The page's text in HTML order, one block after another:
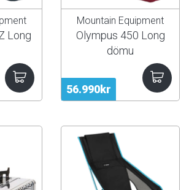
Long
56.990kr
Mountain Equipment
Olympus 450 Long
dömu